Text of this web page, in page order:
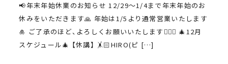
📢年末年始休業のお知らせ 12/29〜1/4まで年末年始のお
休みをいただきます🙏 年始は1/5より通常営業いたします
🎍 ご了承のほど、よろしくお願いいたします🙇🏻‍♀️ 🎄12月
スケジュール🎄 【休講】 🤸🏻HIRO(ピ […]